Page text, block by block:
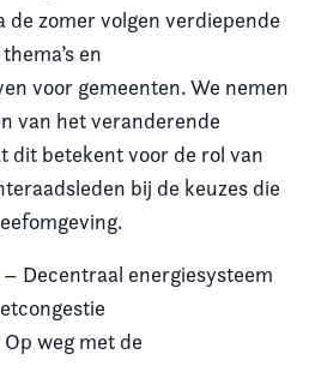
de zomer volgen verdiepende
en
voor gemeenten. We nemen
van het veranderende
dit betekent voor de rol van
bij de keuzes die
Decentraal energiesysteem
weg met de